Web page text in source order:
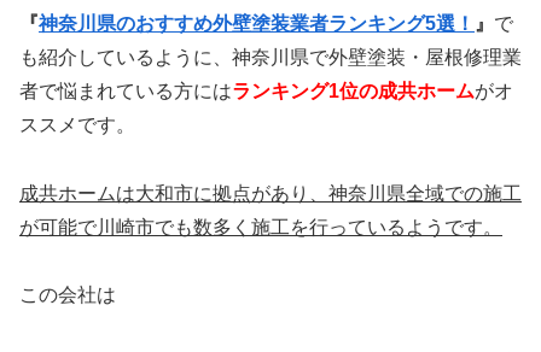
『神奈川県のおすすめ外壁塗装業者ランキング5選！ 』 で
も紹介しているように、神奈川県で外壁塗装・屋根修理業
者で悩まれている方にはランキング1位の成共ホームがオ
ススメです。
成共ホームは大和市に拠点があり、神奈川県全域での施工
が可能で川崎市でも数多く施工を行っているようです。
この会社は